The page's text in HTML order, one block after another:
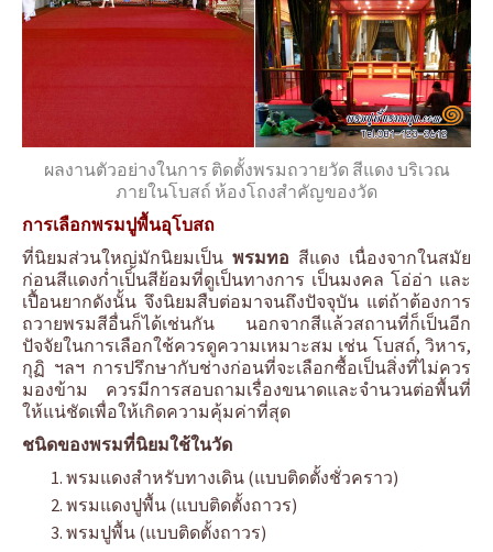
ผลงานตัวอย่างในการ ติดตั้งพรมถวายวัด สีแดง บริเวณ
ภายในโบสถ์ ห้องโถงสำคัญของวัด
การเลือกพรมปูพื้นอุโบสถ
ที่นิยมส่วนใหญ่มักนิยมเป็น พรมทอ สีแดง เนื่องจากในสมัย
ก่อนสีแดงก่ำเป็นสีย้อมที่ดูเป็นทางการ เป็นมงคล โอ่อ่า และ
เปื้อนยากดังนั้น จึงนิยมสืบต่อมาจนถึงปัจจุบัน แต่ถ้าต้องการ
ถวายพรมสีอื่นก็ได้เช่นกัน นอกจากสีแล้วสถานที่ก็เป็นอีก
ปัจจัยในการเลือกใช้ควรดูความเหมาะสม เช่น โบสถ์, วิหาร,
กุฏิ ฯลฯ การปรึกษากับช่างก่อนที่จะเลือกซื้อเป็นสิ่งที่ไม่ควร
มองข้าม ควรมีการสอบถามเรื่องขนาดและจำนวนต่อพื้นที่
ให้แน่ชัดเพื่อให้เกิดความคุ้มค่าที่สุด
ชนิดของพรมที่นิยมใช้ในวัด
พรมแดงสำหรับทางเดิน (แบบติดตั้งชั่วคราว)
พรมแดงปูพื้น (แบบติดตั้งถาวร)
พรมปูพื้น (แบบติดตั้งถาวร)